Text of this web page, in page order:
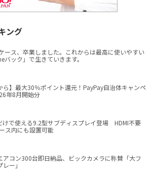
ング
ース、卒業しました。これからは最高に使いやすい
バック」で生きていきます。
ら】最大30％ポイント還元！PayPay自治体キャンペ
年8月開始分
けで使える9.2型サブディスプレイ登場 HDMI不要
ス内にも設置可能
アコン300台即日納品、ビックカメラに称賛「大フ
ー」